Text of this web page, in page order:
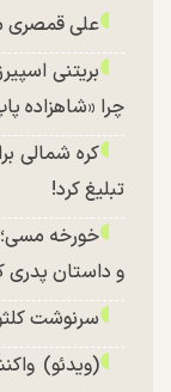
علی قمصری
چرا «شاهزاده
کره شمالی
تبلیغ کرد!
خورخه
و داستان پدری
سرنوشت
(ویدئو)